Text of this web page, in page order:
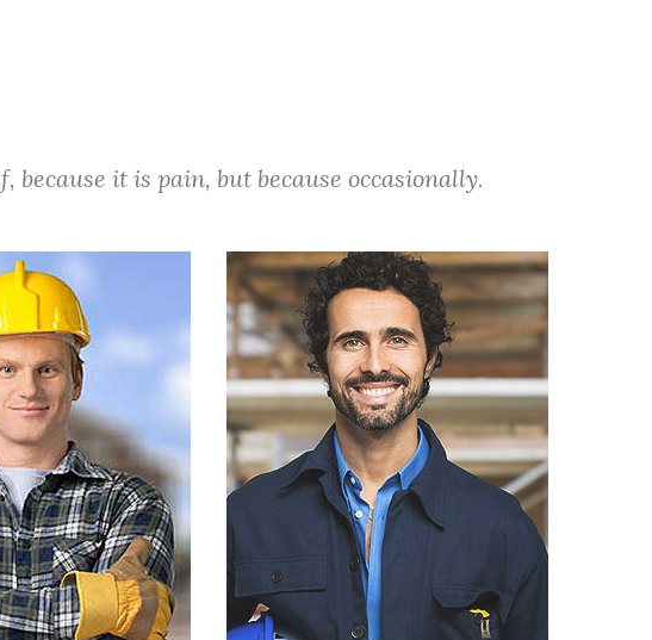
it is pain, but because occasionally.